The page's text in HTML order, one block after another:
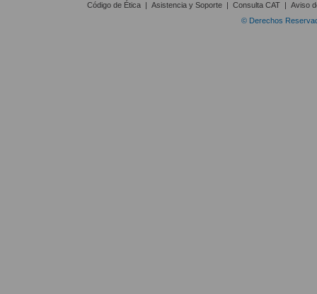
Código de Ética | Asistencia y Soporte | Consulta CAT | Aviso
© Derechos